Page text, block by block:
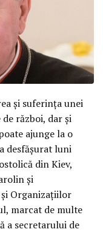
și suferința unei
război, dar și
ajunge la o
desfășurat luni
din Kiev,
și
Organizațiilor
marcat de multe
a secretarului de